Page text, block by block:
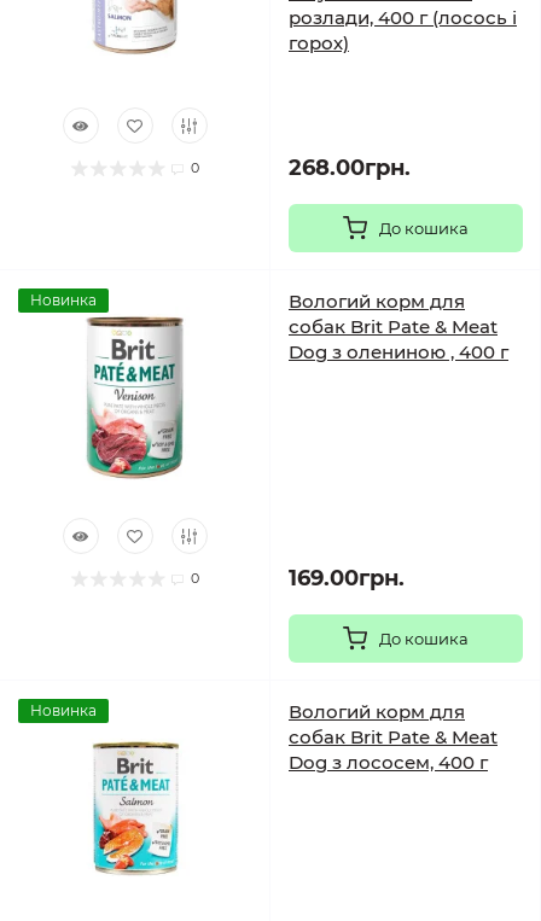
0
розлади, 400 г (лосось і
горох)
268.00грн.
До кошика
Новинка
0
Вологий корм для
собак Brit Pate & Meat
Dog з олениною , 400 г
169.00грн.
До кошика
Новинка
Вологий корм для
собак Brit Pate & Meat
Dog з лососем, 400 г